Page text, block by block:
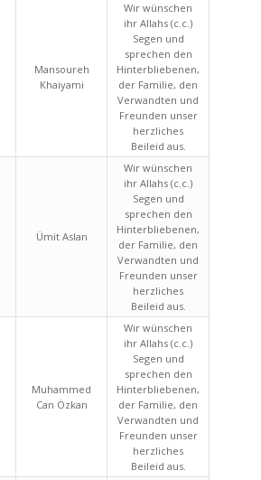
Mansoureh
Khaiyami
Wir wünschen
ihr Allahs (c.c.)
Segen und
sprechen den
Hinterbliebenen,
der Familie, den
Verwandten und
Freunden unser
herzliches
Beileid aus.
Ümit Aslan
Wir wünschen
ihr Allahs (c.c.)
Segen und
sprechen den
Hinterbliebenen,
der Familie, den
Verwandten und
Freunden unser
herzliches
Beileid aus.
Muhammed
Can Özkan
Wir wünschen
ihr Allahs (c.c.)
Segen und
sprechen den
Hinterbliebenen,
der Familie, den
Verwandten und
Freunden unser
herzliches
Beileid aus.